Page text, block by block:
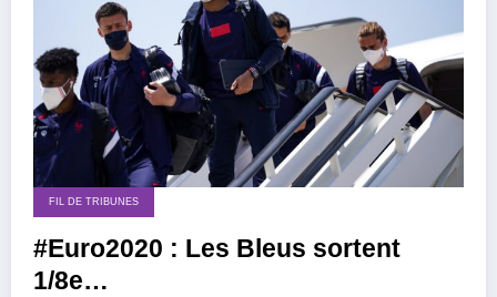
FIL DE TRIBUNES
#Euro2020 : Les Bleus sortent
1/8e…